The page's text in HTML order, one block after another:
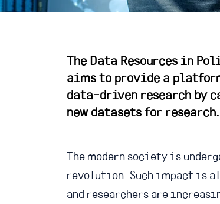
The Data Resources in
aims to provide a
data-driven research by
new datasets for research.
The modern society is
revolution. Such impact is
and researchers are